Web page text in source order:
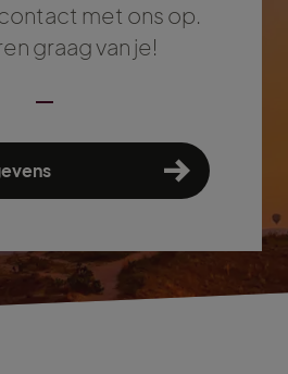
met ons op.
graag van je!